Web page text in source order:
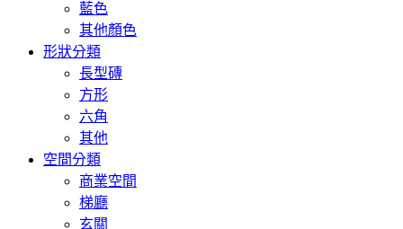
藍色
其他顏色
形狀分類
長型磚
方形
六角
其他
空間分類
商業空間
梯廳
玄關